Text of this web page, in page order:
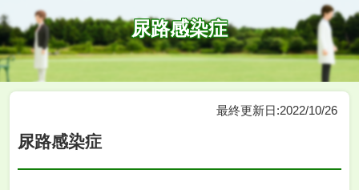
尿路感染症
最終更新日:2022/10/26
尿路感染症